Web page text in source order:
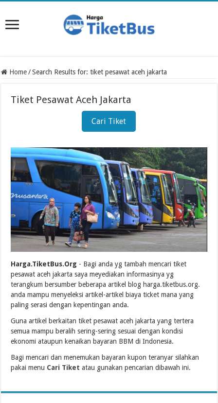
Home / Search Results for: tiket pesawat aceh jakarta
Tiket Pesawat Aceh Jakarta
Cari Tiket
Harga.TiketBus.Org - Bagi anda yg tambah mencari tiket
pesawat aceh jakarta saya meyediakan informasinya yg
terangkum bersumber beberapa artikel blog harga.tiketbus.org.
anda mampu menyeleksi artikel-artikel biaya ticket mana yang
paling serasi dengan kepentingan anda.
Guna artikel berkaitan tiket pesawat aceh jakarta yang tertera
semua mampu beralih sering-sering sesuai dengan kondisi
ekonomi ataupun kenaikan bayaran BBM di Indonesia.
Bagi mencari dan menemukan bayaran kupon teranyar silahkan
pakai menu Cari Tiket atau gunakan pencarian dibawah ini.